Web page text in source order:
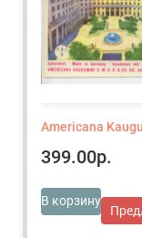
Americana
399.00р.
В корзину